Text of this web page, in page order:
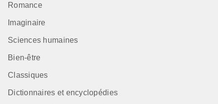
Romance
Imaginaire
Sciences humaines
Bien-être
Classiques
Dictionnaires et encyclopédies